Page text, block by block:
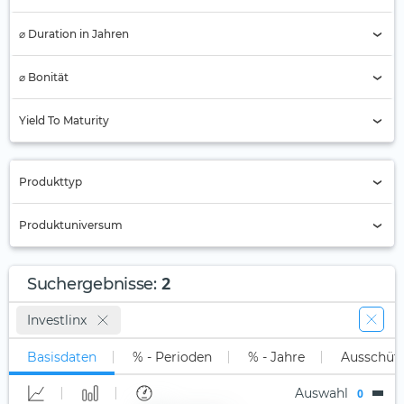
⌀ Duration in Jahren
⌀ Bonität
AA
BBB
BB
B
Unter B
Nicht klassifiziert (2)
Yield To Maturity
Produkttyp
ETC
ETF (2)
Stock Tracker
Produktuniversum
Alle
Long-Only (1x)
Long Leveraged
Short
Short Leveraged
Suchergebnisse: 2
Investlinx
Basisdaten % - Perioden % - Jahre
Auswahl 0